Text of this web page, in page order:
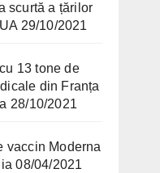
scurtă a țărilor
29/10/2021
13 tone de
din Franța
28/10/2021
vaccin Moderna
08/04/2021